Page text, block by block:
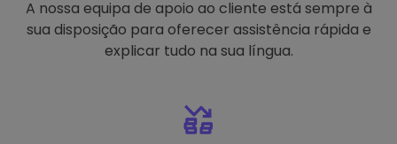
A nossa equipa de apoio ao cliente está sempre à
sua disposição para oferecer assistência rápida e
explicar tudo na sua língua.